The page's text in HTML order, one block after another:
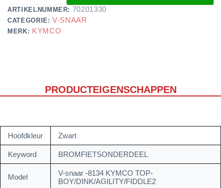
ARTIKELNUMMER: 70201330
CATEGORIE:V-SNAAR
MERK: KYMCO
PRODUCTEIGENSCHAPPEN
Hoofdkleur Zwart
Keyword BROMFIETSONDERDEEL
Model
V-snaar -8134 KYMCO TOP-
BOY/DINK/AGILITY/FIDDLE2